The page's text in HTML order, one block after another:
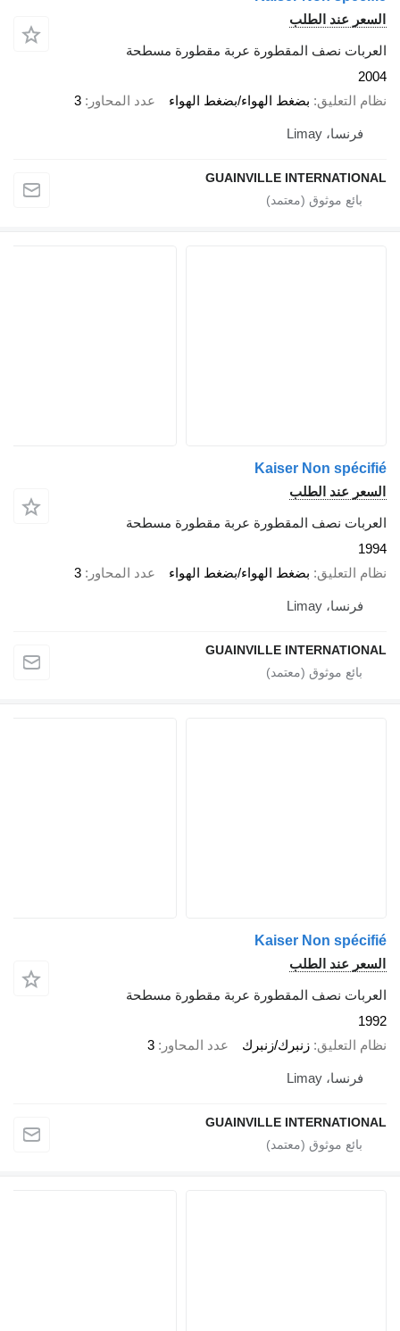
السعر عند الطلب
العربات نصف المقطورة عربة مقطورة مسطحة
2004
نظام التعليق بضغط الهواء/بضغط الهواء عدد المحاور 3
فرنسا، Limay
GUAINVILLE INTERNATIONAL
Kaiser Non spécifié
السعر عند الطلب
العربات نصف المقطورة عربة مقطورة مسطحة
1994
نظام التعليق بضغط الهواء/بضغط الهواء عدد المحاور 3
فرنسا، Limay
GUAINVILLE INTERNATIONAL
Kaiser Non spécifié
السعر عند الطلب
العربات نصف المقطورة عربة مقطورة مسطحة
1992
نظام التعليق زنبرك/زنبرك عدد المحاور 3
فرنسا، Limay
GUAINVILLE INTERNATIONAL